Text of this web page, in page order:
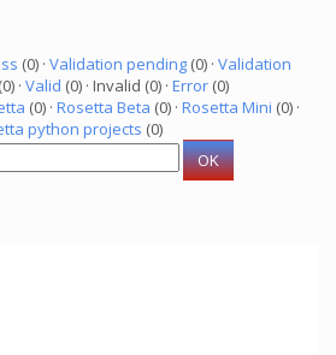
(0) · Validation pending (0) · Validation
(0) · Valid (0) · Invalid (0) · Error (0)
(0) · Rosetta Beta (0) · Rosetta Mini (0) ·
python projects (0)